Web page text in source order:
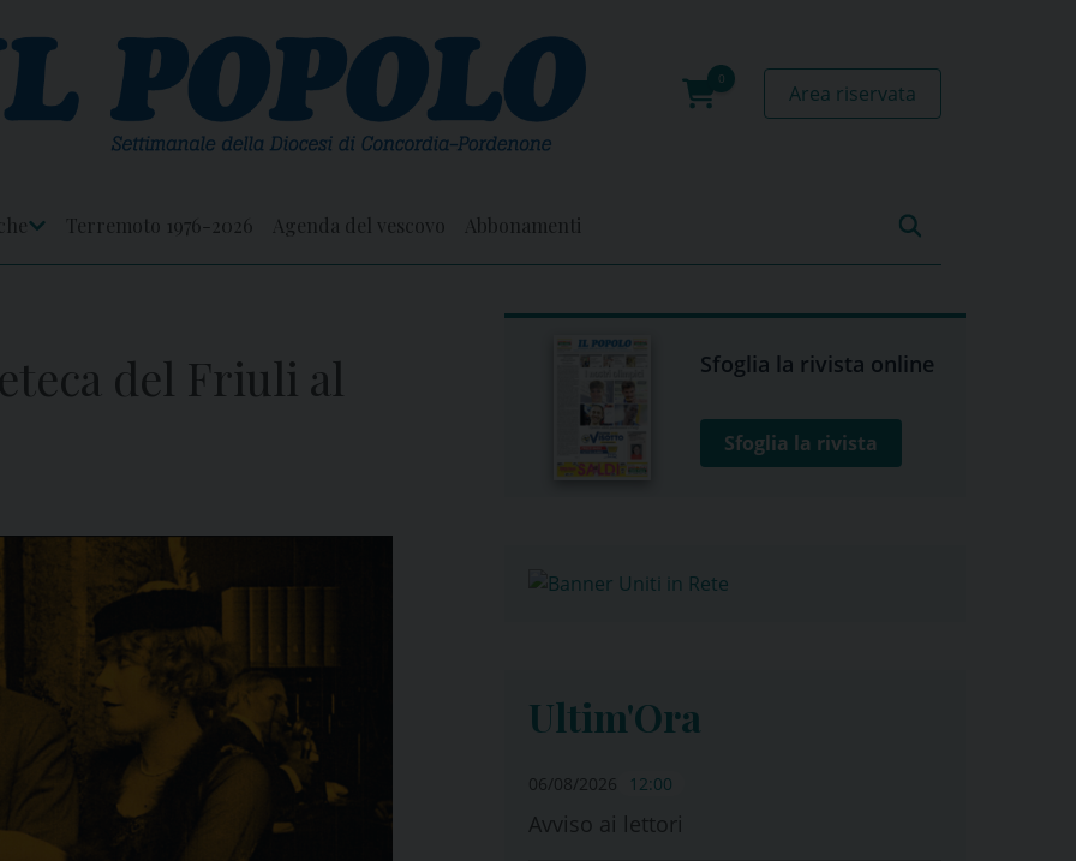
0
Area riservata
Terremoto 1976-2026 Agenda del vescovo Abbonamenti
del Friuli al Sfoglia la rivista online
Sfoglia la rivista
Ultim'Ora
06/08/2026 12:00
Avviso ai lettori